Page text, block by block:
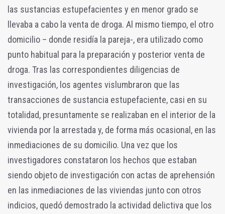
las sustancias estupefacientes y en menor grado se
llevaba a cabo la venta de droga. Al mismo tiempo, el otro
domicilio – donde residía la pareja-, era utilizado como
punto habitual para la preparación y posterior venta de
droga. Tras las correspondientes diligencias de
investigación, los agentes vislumbraron que las
transacciones de sustancia estupefaciente, casi en su
totalidad, presuntamente se realizaban en el interior de la
vivienda por la arrestada y, de forma más ocasional, en las
inmediaciones de su domicilio. Una vez que los
investigadores constataron los hechos que estaban
siendo objeto de investigación con actas de aprehensión
en las inmediaciones de las viviendas junto con otros
indicios, quedó demostrado la actividad delictiva que los